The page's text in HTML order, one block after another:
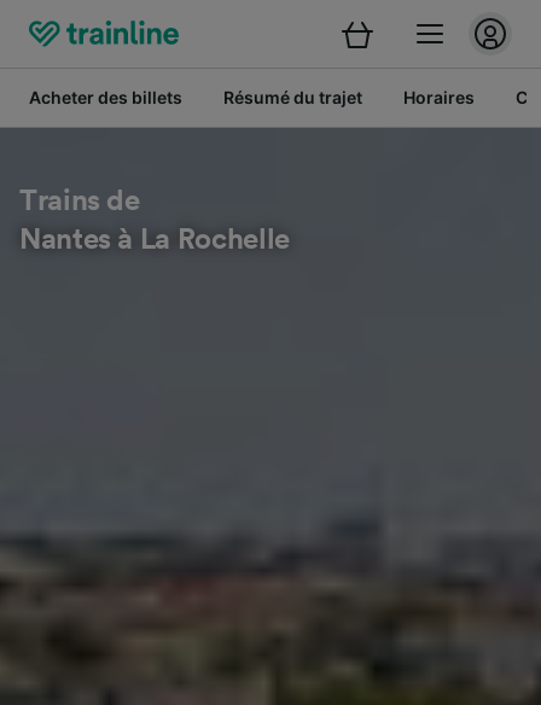
Acheter des billets Résumé du trajet Horaires
Trains de
Nantes à La Rochelle